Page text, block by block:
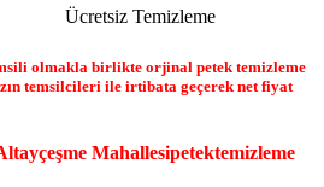
Ücretsiz Temizleme
olmakla birlikte orjinal petek temizleme
temsilcileri ile irtibata geçerek net fiyat
Mahallesipetektemizleme